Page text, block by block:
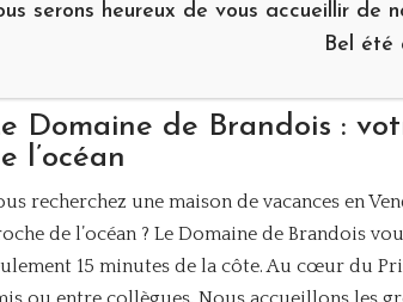
E
T
G
M
E
D
Votre jolie maison de
Domaine de Brandois :
l’océan
recherchez une maison de vacances en
de l’océan ? Le Domaine de Brandois
15 minutes de la côte. Au cœur du
serons heureux de vous accueillir
Bel été